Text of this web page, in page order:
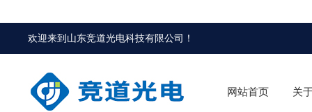
欢迎来到 山东竞道光电科技有限公司 ！
网站首页 关